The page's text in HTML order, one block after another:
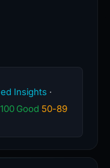
Insights ·
Good 50-89